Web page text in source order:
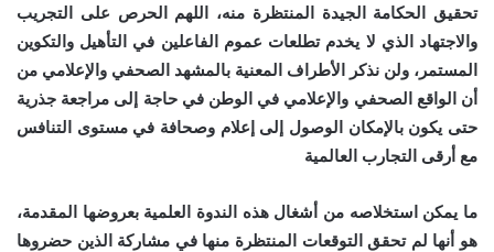
تحقيق الحكامة الجيدة المنتظرة منه، اللهم الحرص على التجريب
والاجتهاد الذي لا يخدم تطلعات عموم الفاعلين في التأهيل والتكوين
المستمر، ولن نذكر الأطراف المعنية بالمشهد الصحفي والإعلامي من
أن الواقع الصحفي والإعلامي في الوطن في حاجة إلى مراجعة جذرية
حتى يكون بالإمكان الوصول إلى إعلام وصحافة في مستوى التنافس
مع أرقى التجارب العالمية
ما يمكن استخلاصه من أشغال هذه الندوة العلمية بعروضها المقدمة،
هو أنها لم تحقق التوقعات المنتظرة منها في مشاركة الذين حضروها